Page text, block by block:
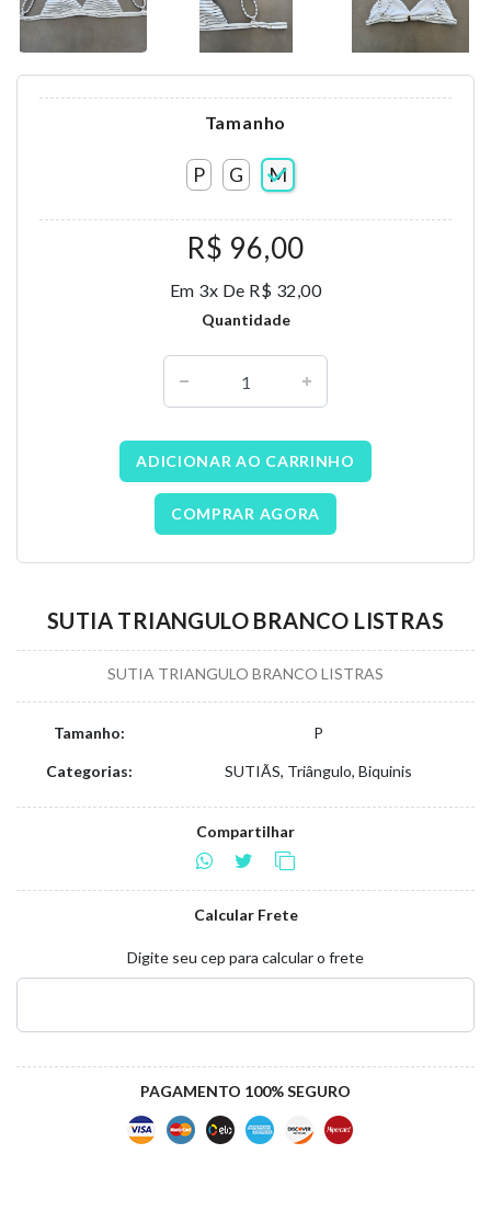
Tamanho
P G M
R$ 96,00
Em 3x De R$ 32,00
Quantidade
ADICIONAR AO CARRINHO
COMPRAR AGORA
SUTIA TRIANGULO BRANCO LISTRAS
SUTIA TRIANGULO BRANCO LISTRAS
Tamanho: P
Categorias: SUTIÃS, Triângulo, Biquinis
Compartilhar
Calcular Frete
Digite seu cep para calcular o frete
PAGAMENTO 100% SEGURO